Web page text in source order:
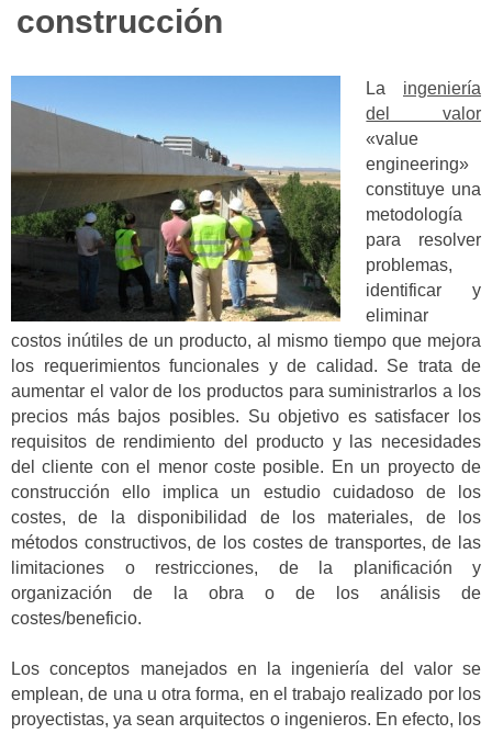
construcción
La ingeniería
del valor
«value
engineering»
constituye una
metodología
para resolver
problemas,
identificar y
eliminar
costos inútiles de un producto, al mismo tiempo que mejora
los requerimientos funcionales y de calidad. Se trata de
aumentar el valor de los productos para suministrarlos a los
precios más bajos posibles. Su objetivo es satisfacer los
requisitos de rendimiento del producto y las necesidades
del cliente con el menor coste posible. En un proyecto de
construcción ello implica un estudio cuidadoso de los
costes, de la disponibilidad de los materiales, de los
métodos constructivos, de los costes de transportes, de las
limitaciones o restricciones, de la planificación y
organización de la obra o de los análisis de
costes/beneficio.
Los conceptos manejados en la ingeniería del valor se
emplean, de una u otra forma, en el trabajo realizado por los
proyectistas, ya sean arquitectos o ingenieros. En efecto, los